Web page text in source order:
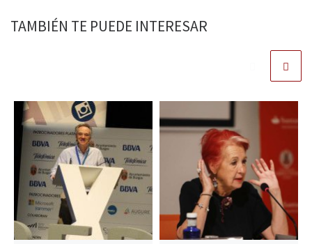
TAMBIÉN TE PUEDE INTERESAR